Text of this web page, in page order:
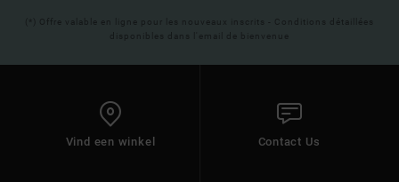
(*) Offre valable en ligne pour les nouveaux inscrits - Conditions détaillées
disponibles dans l'email de bienvenue
Vind een winkel Contact Us